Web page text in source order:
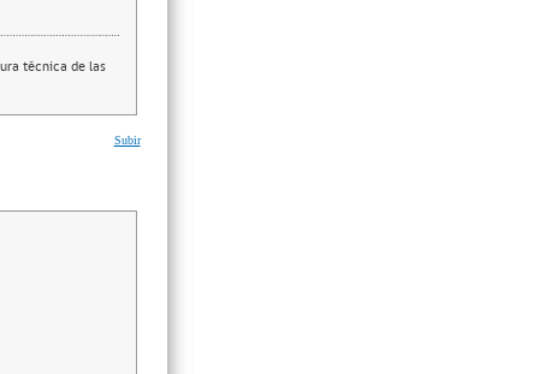
técnica de las
Subir